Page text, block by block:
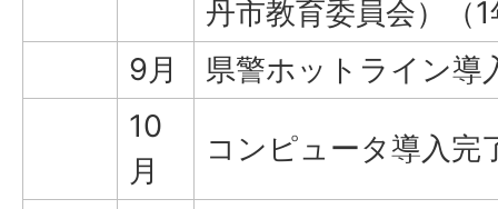
丹市教育委員会）（
9月
県警ホットライン導
10
月
コンピュータ導入完